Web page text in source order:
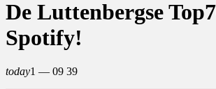
De Luttenbergse
Spotify!
today1 — 09 39